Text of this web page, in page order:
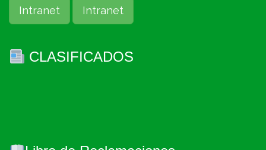
Intranet Intranet
CLASIFICADOS